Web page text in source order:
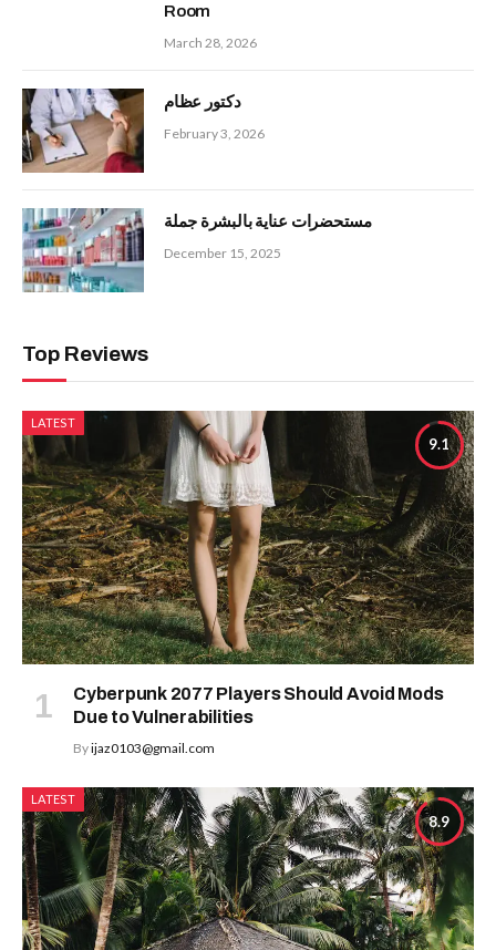
Room
March 28, 2026
دكتور عظام
February 3, 2026
مستحضرات عناية بالبشرة جملة
December 15, 2025
Top Reviews
9.1
LATEST
Cyberpunk 2077 Players Should Avoid Mods
Due to Vulnerabilities
Byijaz0103@gmail.com
8.9
LATEST